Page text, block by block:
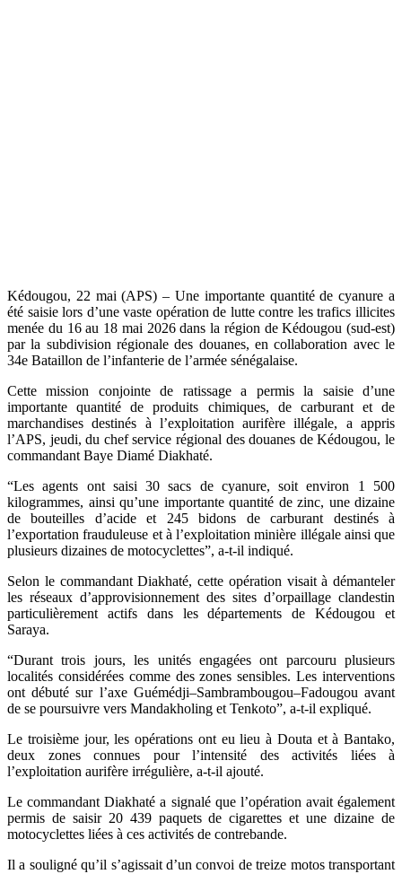
Kédougou, 22 mai (APS) – Une importante quantité de cyanure a
été saisie lors d’une vaste opération de lutte contre les trafics illicites
menée du 16 au 18 mai 2026 dans la région de Kédougou (sud-est)
par la subdivision régionale des douanes, en collaboration avec le
34e Bataillon de l’infanterie de l’armée sénégalaise.
Cette mission conjointe de ratissage a permis la saisie d’une
importante quantité de produits chimiques, de carburant et de
marchandises destinés à l’exploitation aurifère illégale, a appris
l’APS, jeudi, du chef service régional des douanes de Kédougou, le
commandant Baye Diamé Diakhaté.
“Les agents ont saisi 30 sacs de cyanure, soit environ 1 500
kilogrammes, ainsi qu’une importante quantité de zinc, une dizaine
de bouteilles d’acide et 245 bidons de carburant destinés à
l’exportation frauduleuse et à l’exploitation minière illégale ainsi que
plusieurs dizaines de motocyclettes”, a-t-il indiqué.
Selon le commandant Diakhaté, cette opération visait à démanteler
les réseaux d’approvisionnement des sites d’orpaillage clandestin
particulièrement actifs dans les départements de Kédougou et
Saraya.
“Durant trois jours, les unités engagées ont parcouru plusieurs
localités considérées comme des zones sensibles. Les interventions
ont débuté sur l’axe Guémédji–Sambrambougou–Fadougou avant
de se poursuivre vers Mandakholing et Tenkoto”, a-t-il expliqué.
Le troisième jour, les opérations ont eu lieu à Douta et à Bantako,
deux zones connues pour l’intensité des activités liées à
l’exploitation aurifère irrégulière, a-t-il ajouté.
Le commandant Diakhaté a signalé que l’opération avait également
permis de saisir 20 439 paquets de cigarettes et une dizaine de
motocyclettes liées à ces activités de contrebande.
Il a souligné qu’il s’agissait d’un convoi de treize motos transportant